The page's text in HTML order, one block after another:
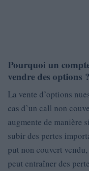
Pourquoi un
vendre des options ?
La vente d’options
cas d’un call non
augmente de manière
subir des pertes
put non couvert
peut entraîner des